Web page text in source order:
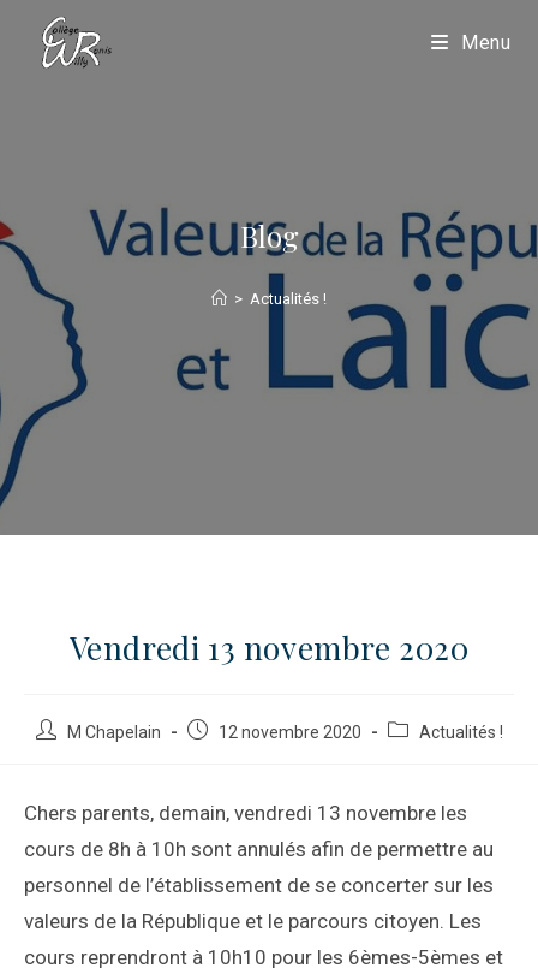
Menu
Blog
> Actualités !
Vendredi 13 novembre 2020
M Chapelain 12 novembre 2020 Actualités !
Chers parents, demain, vendredi 13 novembre les
cours de 8h à 10h sont annulés afin de permettre au
personnel de l’établissement de se concerter sur les
valeurs de la République et le parcours citoyen. Les
cours reprendront à 10h10 pour les 6èmes-5èmes et